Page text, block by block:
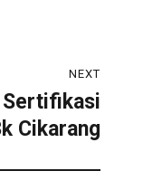
NEXT
Sertifikasi
Cikarang